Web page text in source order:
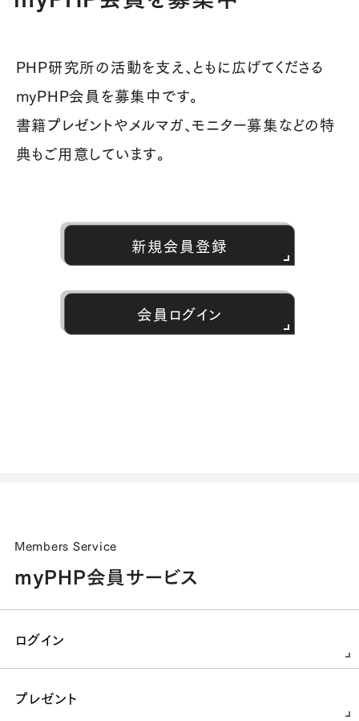
PHP研究所の活動を支え、ともに広げてくださる
myPHP会員を募集中です。
書籍プレゼントやメルマガ、モニター募集などの特
典もご用意しています。
新規会員登録
会員ログイン
Members Service
myPHP会員サービス
ログイン
プレゼント